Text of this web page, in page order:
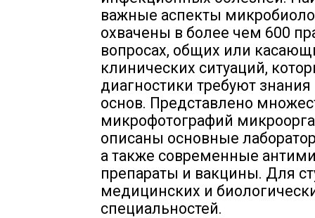
важные аспекты
охвачены в более чем 600
вопросах, общих или
клинических ситуаций,
диагностики требуют
основ. Представлено
микрофотографий
описаны основные
а также современные
препараты и вакцины. Для
медицинских и
специальностей.